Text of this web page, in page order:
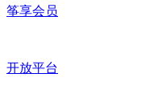
筝享会员
开放平台